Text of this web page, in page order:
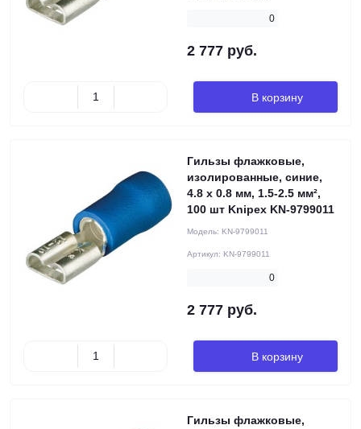
0
2 777 руб.
В корзину
Гильзы флажковые,
изолированные, синие,
4.8 x 0.8 мм, 1.5-2.5 мм²,
100 шт Knipex KN-9799011
Модель: KN-9799011
Артикул: KN-9799011
0
2 777 руб.
В корзину
Гильзы флажковые,